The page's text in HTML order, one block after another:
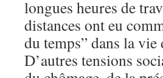
longues heures de
distances ont eu
du temps” dans la
D’autres tensions